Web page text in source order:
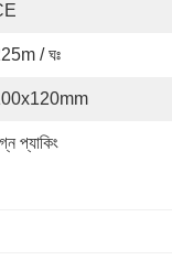
/ ঘঃ
প্যাকিং